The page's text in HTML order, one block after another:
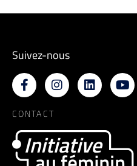
Suivez-nous
CONTACT